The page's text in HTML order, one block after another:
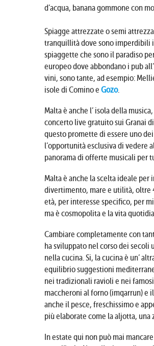
d’acqua, banana gommone con
Spiagge attrezzate o semi
tranquillità dove sono imperdibili
spiaggette che sono il paradiso
europeo dove abbondano i pub
vini, sono tante, ad esempio:
isole di Comino e Gozo.
Malta è anche l’ isola della
concerto live gratuito sui Granai
questo promette di essere uno
l’opportunità esclusiva di vedere
panorama di offerte musicali per
Malta è anche la scelta ideale
divertimento, mare e utilità, oltre
età, per interesse specifico, per
ma è cosmopolita e la vita
Cambiare completamente con
ha sviluppato nel corso dei secoli
nella cucina. Si, la cucina è un’
equilibrio suggestioni
nei tradizionali ravioli e nei
maccheroni al forno (imqarrun) e
anche il pesce, freschissimo e
più elaborate come la aljotta, una
In estate qui non può mai